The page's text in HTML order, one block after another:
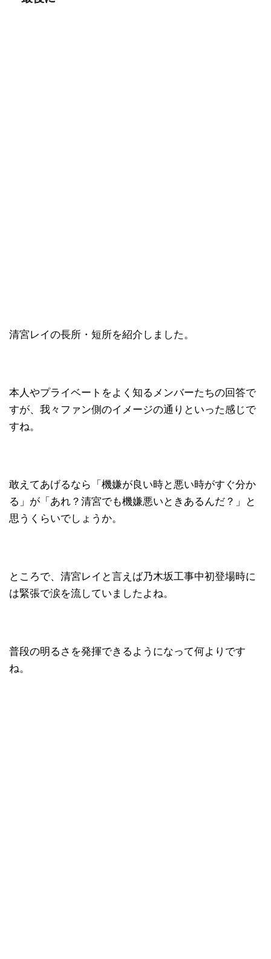
清宮レイの長所・短所を紹介しました。
本人やプライベートをよく知るメンバーたちの回答で
すが、我々ファン側のイメージの通りといった感じで
すね。
敢えてあげるなら「機嫌が良い時と悪い時がすぐ分か
る」が「あれ？清宮でも機嫌悪いときあるんだ？」と
思うくらいでしょうか。
ところで、清宮レイと言えば乃木坂工事中初登場時に
は緊張で涙を流していましたよね。
普段の明るさを発揮できるようになって何よりです
ね。